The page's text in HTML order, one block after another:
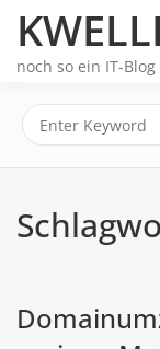
content
noch so ein IT-Blog